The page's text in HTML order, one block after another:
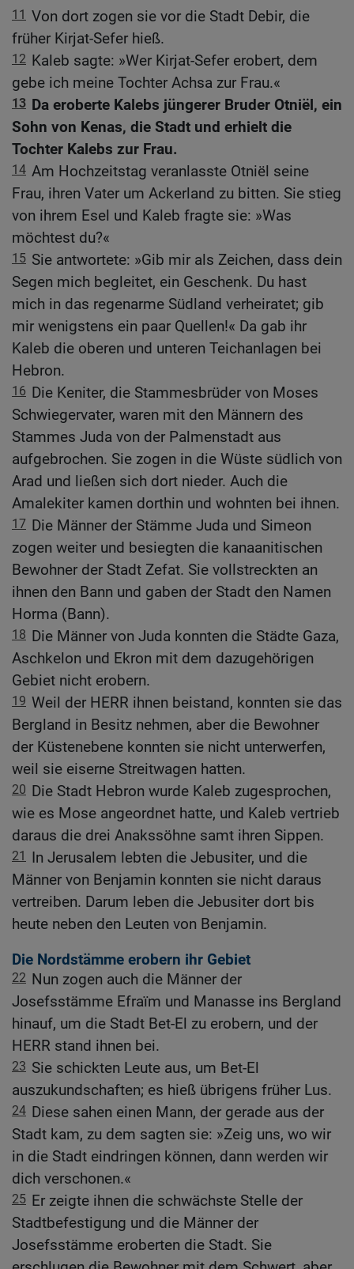
11 Von dort zogen sie vor die Stadt Debir, die
früher Kirjat-Sefer hieß.
12 Kaleb sagte: »Wer Kirjat-Sefer erobert, dem
gebe ich meine Tochter Achsa zur Frau.«
13 Da eroberte Kalebs jüngerer Bruder Otniël, ein
Sohn von Kenas, die Stadt und erhielt die
Tochter Kalebs zur Frau.
14 Am Hochzeitstag veranlasste Otniël seine
Frau, ihren Vater um Ackerland zu bitten. Sie stieg
von ihrem Esel und Kaleb fragte sie: »Was
möchtest du?«
15 Sie antwortete: »Gib mir als Zeichen, dass dein
Segen mich begleitet, ein Geschenk. Du hast
mich in das regenarme Südland verheiratet; gib
mir wenigstens ein paar Quellen!« Da gab ihr
Kaleb die oberen und unteren Teichanlagen bei
Hebron.
16 Die Keniter, die Stammesbrüder von Moses
Schwiegervater, waren mit den Männern des
Stammes Juda von der Palmenstadt aus
aufgebrochen. Sie zogen in die Wüste südlich von
Arad und ließen sich dort nieder. Auch die
Amalekiter kamen dorthin und wohnten bei ihnen.
17 Die Männer der Stämme Juda und Simeon
zogen weiter und besiegten die kanaanitischen
Bewohner der Stadt Zefat. Sie vollstreckten an
ihnen den Bann und gaben der Stadt den Namen
Horma (Bann).
18 Die Männer von Juda konnten die Städte Gaza,
Aschkelon und Ekron mit dem dazugehörigen
Gebiet nicht erobern.
19 Weil der HERR ihnen beistand, konnten sie das
Bergland in Besitz nehmen, aber die Bewohner
der Küstenebene konnten sie nicht unterwerfen,
weil sie eiserne Streitwagen hatten.
20 Die Stadt Hebron wurde Kaleb zugesprochen,
wie es Mose angeordnet hatte, und Kaleb vertrieb
daraus die drei Anakssöhne samt ihren Sippen.
21
In Jerusalem lebten die Jebusiter, und die
Männer von Benjamin konnten sie nicht daraus
vertreiben. Darum leben die Jebusiter dort bis
heute neben den Leuten von Benjamin.
Die Nordstämme erobern ihr Gebiet
22 Nun zogen auch die Männer der
Josefsstämme Efraïm und Manasse ins Bergland
hinauf, um die Stadt Bet-El zu erobern, und der
HERR stand ihnen bei.
23 Sie schickten Leute aus, um Bet-El
auszukundschaften; es hieß übrigens früher Lus.
24 Diese sahen einen Mann, der gerade aus der
Stadt kam, zu dem sagten sie: »Zeig uns, wo wir
in die Stadt eindringen können, dann werden wir
dich verschonen.«
25 Er zeigte ihnen die schwächste Stelle der
Stadtbefestigung und die Männer der
Josefsstämme eroberten die Stadt. Sie